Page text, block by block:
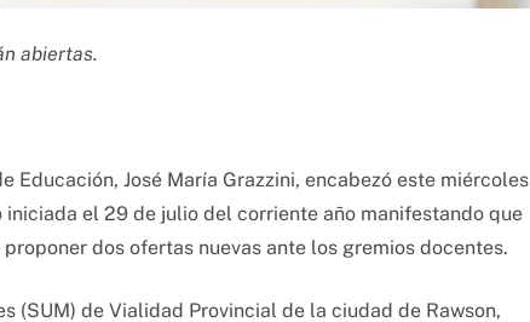
abiertas.
José María Grazzini, encabezó este miércoles
el 29 de julio del corriente año manifestando que
dos ofertas nuevas ante los gremios docentes.
(SUM) de Vialidad Provincial de la ciudad de Rawson,